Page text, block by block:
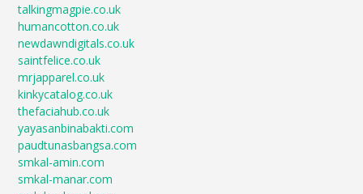
talkingmagpie.co.uk
humancotton.co.uk
newdawndigitals.co.uk
saintfelice.co.uk
mrjapparel.co.uk
kinkycatalog.co.uk
thefaciahub.co.uk
yayasanbinabakti.com
paudtunasbangsa.com
smkal-amin.com
smkal-manar.com